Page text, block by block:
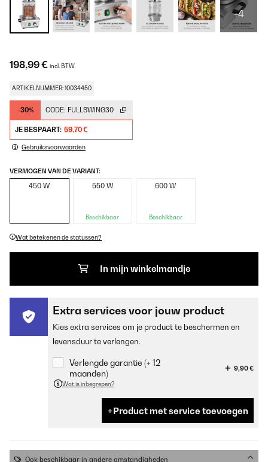
+4
198,99 € incl. BTW
ARTIKELNUMMER: 10034450
-30% CODE: FULLSWING30
JE BESPAART: 59,70 €
Gebruiksvoorwaarden
VERMOGEN VAN DE VARIANT:
450 W 550 W
Beschikbaar
600 W
Beschikbaar
Wat betekenen de statussen?
In mijn winkelmandje
Extra services voor jouw product
Kies extra services om je product te beschermen en
levensduur te verlengen.
Verlengde garantie (+ 12
maanden)
9,90 €
Wat is inbegrepen?
Product met service toevoegen
Ook beschikbaar in andere omstandigheden